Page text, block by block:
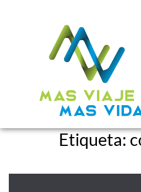
Etiqueta: